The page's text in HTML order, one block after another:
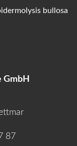
bullosa
87